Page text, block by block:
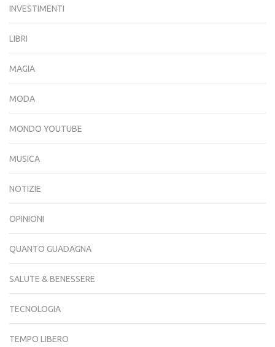
INVESTIMENTI
LIBRI
MAGIA
MODA
MONDO YOUTUBE
MUSICA
NOTIZIE
OPINIONI
QUANTO GUADAGNA
SALUTE & BENESSERE
TECNOLOGIA
TEMPO LIBERO